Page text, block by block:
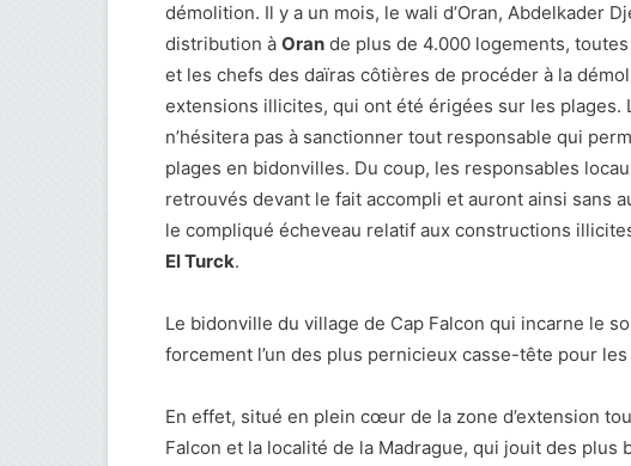
démolition. Il y a un mois, le wali d’Oran, Abdelkader
distribution à Oran de plus de 4.000 logements,
et les chefs des daïras côtières de procéder à la
extensions illicites, qui ont été érigées sur les plages.
n’hésitera pas à sanctionner tout responsable qui
plages en bidonvilles. Du coup, les responsables
retrouvés devant le fait accompli et auront ainsi sans
le compliqué écheveau relatif aux constructions
El Turck.
Le bidonville du village de Cap Falcon qui incarne le
forcement l’un des plus pernicieux casse-tête pour
En effet, situé en plein cœur de la zone d’extension
Falcon et la localité de la Madrague, qui jouit des plus